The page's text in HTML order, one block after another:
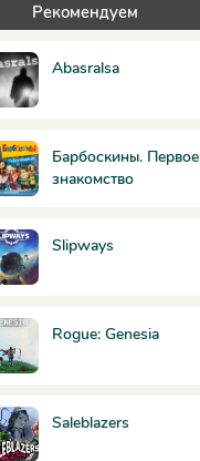
Рекомендуем
Abasralsa
Барбоскины. Первое
знакомство
Slipways
Rogue: Genesia
Saleblazers